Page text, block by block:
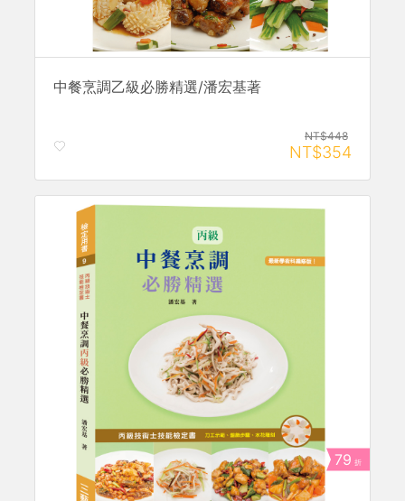
中餐烹調乙級必勝精選/潘宏基著
NT$448
NT$354
79 折